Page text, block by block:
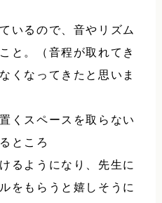
いるので、音やリズム
と。（音程が取れてき
くなってきたと思いま
くスペースを取らない
ところ
るようになり、先生に
をもらうと嬉しそうに